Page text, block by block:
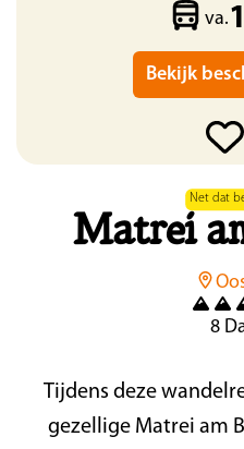
va.
Bekijk
Net dat
Matrei
8
Tijdens deze
gezellige Matrei am